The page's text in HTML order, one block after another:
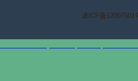
津ICP备12007501